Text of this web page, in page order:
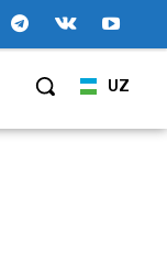
UZ